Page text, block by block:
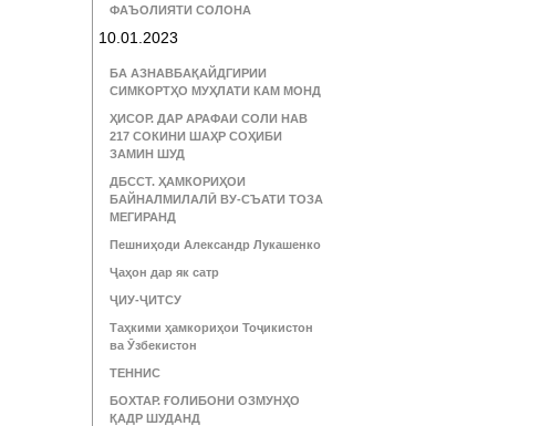
ФАЪОЛИЯТИ СОЛОНА
10.01.2023
БА АЗНАВБАҚАЙДГИРИИ
СИМКОРТҲО МУҲЛАТИ КАМ МОНД
ҲИСОР. ДАР АРАФАИ СОЛИ НАВ
217 СОКИНИ ШАҲР СОҲИБИ
ЗАМИН ШУД
ДБССТ. ҲАМКОРИҲОИ
БАЙНАЛМИЛАЛӢ ВУ-СЪАТИ ТОЗА
МЕГИРАНД
Пешниҳоди Александр Лукашенко
Ҷаҳон дар як сатр
ҶИУ-ҶИТСУ
Таҳкими ҳамкориҳои Тоҷикистон
ва Ӯзбекистон
ТЕННИС
БОХТАР. ҒОЛИБОНИ ОЗМУНҲО
ҚАДР ШУДАНД